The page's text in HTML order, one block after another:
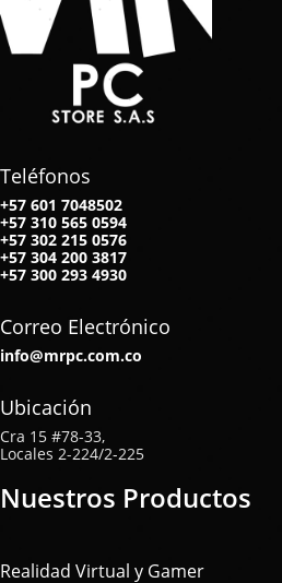
Teléfonos
+57 601 7048502
+57 310 565 0594
+57 302 215 0576
+57 304 200 3817
+57 300 293 4930
Correo Electrónico
info@mrpc.com.co
Ubicación
Cra 15 #78-33,
Locales 2-224/2-225
Nuestros Productos
Realidad Virtual y Gamer